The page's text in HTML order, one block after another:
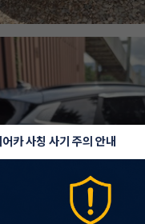
카 사칭 사기 주의 안내